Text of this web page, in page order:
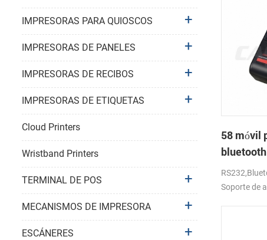
58 móvil
térmica
Soporte de
IMPRESORAS PARA QUIOSCOS
IMPRESORAS DE PANELES
IMPRESORAS DE RECIBOS
IMPRESORAS DE ETIQUETAS
Cloud Printers
Wristband Printers
TERMINAL DE POS
MECANISMOS DE IMPRESORA
ESCÁNERES